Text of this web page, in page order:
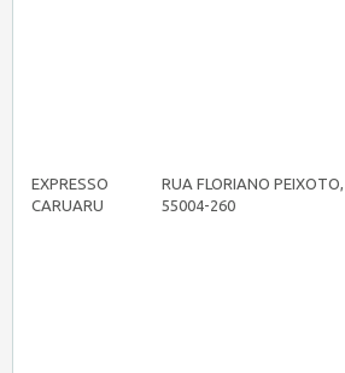
EXPRESSO
CARUARU
RUA FLORIANO
55004-260